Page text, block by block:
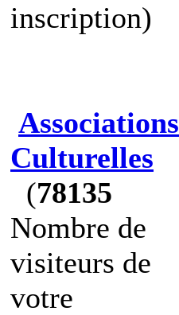
inscription)
Associations
Culturelles
(78135
Nombre de
visiteurs de
votre